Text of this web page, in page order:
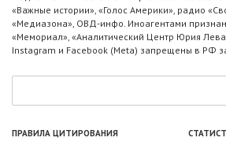
«Важные истории», «Голос Америки», радио
«Медиазона», ОВД-инфо. Иноагентами
«Мемориал», «Аналитический Центр Юрия
Instagram и Facebook (Metа) запрещены в РФ
ПРАВИЛА ЦИТИРОВАНИЯ